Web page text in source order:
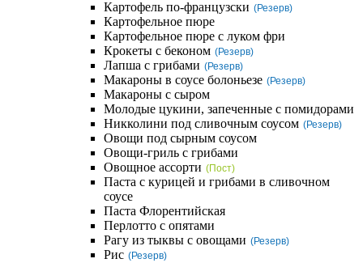
Картофель по-французски (Резерв)
Картофельное пюре
Картофельное пюре с луком фри
Крокеты с беконом (Резерв)
Лапша с грибами (Резерв)
Макароны в соусе болоньезе (Резерв)
Макароны с сыром
Молодые цукини, запеченные с помидорами
Никколини под сливочным соусом (Резерв)
Овощи под сырным соусом
Овощи-гриль с грибами
Овощное ассорти (Пост)
Паста с курицей и грибами в сливочном
соусе
Паста Флорентийская
Перлотто с опятами
Рагу из тыквы с овощами (Резерв)
Рис (Резерв)